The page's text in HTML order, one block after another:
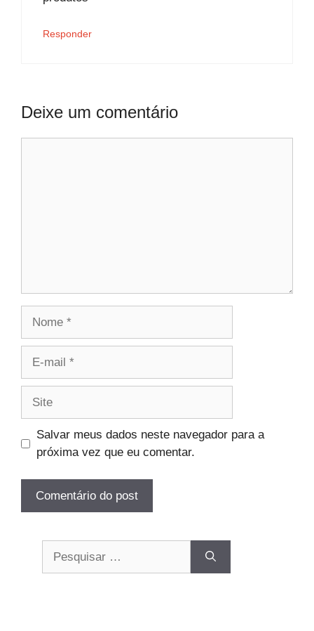
Responder
Deixe um comentário
Salvar meus dados neste navegador para a
próxima vez que eu comentar.